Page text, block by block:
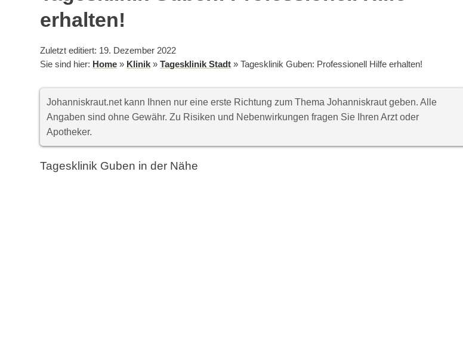
erhalten!
Zuletzt editiert: 19. Dezember 2022
Sie sind hier: Home » Klinik »Tagesklinik Stadt »Tagesklinik Guben: Professionell Hilfe erhalten!
Johanniskraut.net kann Ihnen nur eine erste Richtung zum Thema Johanniskraut geben. Alle
Angaben sind ohne Gewähr. Zu Risiken und Nebenwirkungen fragen Sie Ihren Arzt oder
Apotheker.
Tagesklinik Guben in der Nähe